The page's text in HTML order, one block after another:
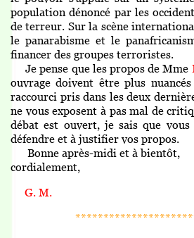
population dénoncé par les
de terreur. Sur la scène
le panarabisme et le
financer des groupes terroristes.
Je pense que les propos de Mme
ouvrage doivent être plus
raccourci pris dans les deux
ne vous exposent à pas mal de
débat est ouvert, je sais que
défendre et à justifier vos propos.
Bonne après-midi et à bientôt,
cordialement,
G. M.